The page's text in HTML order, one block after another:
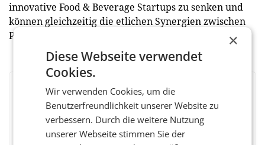
innovative Food & Beverage Startups zu senken und
können gleichzeitig die etlichen Synergien zwischen
Praxis und Forschung fördern.“ (red)
BEWERTEN SIE DIESEN ARTIKEL
×
Diese Webseite verwendet
Cookies.
Wir verwenden Cookies, um die
Benutzerfreundlichkeit unserer Website zu
verbessern. Durch die weitere Nutzung
unserer Webseite stimmen Sie der